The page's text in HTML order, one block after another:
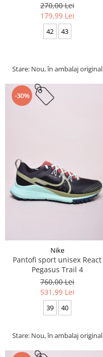
270,00 Lei
179,99 Lei
42 43
Stare: Nou, în ambalaj original
-30%
Nike
Pantofi sport unisex React
Pegasus Trail 4
760,00 Lei
531,99 Lei
39 40
Stare: Nou, în ambalaj original